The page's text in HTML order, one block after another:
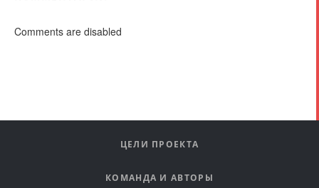
Comments are disabled
ЦЕЛИ ПРОЕКТА
КОМАНДА И АВТОРЫ